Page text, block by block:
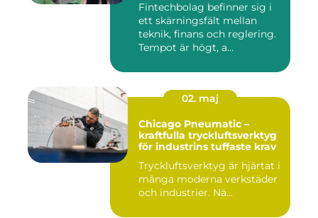
Fintechbolag befinner sig i
ett skärningsfält mellan
teknik, finans och reglering.
Tempot är högt, a...
02. maj
Chicago Pneumatic –
kraftfulla tryckluftsverktyg
för industrins tuffaste krav
Tryckluftsverktyg är hjärtat i
många moderna verkstäder
och industrier. Nä...